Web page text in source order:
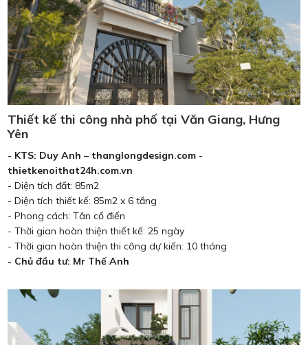
Thiết kế thi công nhà phố tại Văn Giang, Hưng
Yên
- KTS: Duy Anh – thanglongdesign.com -
thietkenoithat24h.com.vn
- Diện tích đất: 85m2
- Diện tích thiết kế: 85m2 x 6 tầng
- Phong cách: Tân cổ điển
- Thời gian hoàn thiện thiết kế: 25 ngày
- Thời gian hoàn thiện thi công dự kiến: 10 tháng
- Chủ đầu tư: Mr Thế Anh